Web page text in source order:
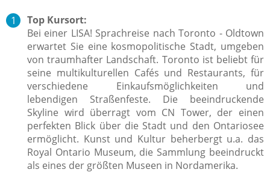
Top Kursort:
Bei einer LISA! Sprachreise nach Toronto - Oldtown
erwartet Sie eine kosmopolitische Stadt, umgeben
von traumhafter Landschaft. Toronto ist beliebt für
seine multikulturellen Cafés und Restaurants, für
verschiedene Einkaufsmöglichkeiten und
lebendigen Straßenfeste. Die beeindruckende
Skyline wird überragt vom CN Tower, der einen
perfekten Blick über die Stadt und den Ontariosee
ermöglicht. Kunst und Kultur beherbergt u.a. das
Royal Ontario Museum, die Sammlung beeindruckt
als eines der größten Museen in Nordamerika.